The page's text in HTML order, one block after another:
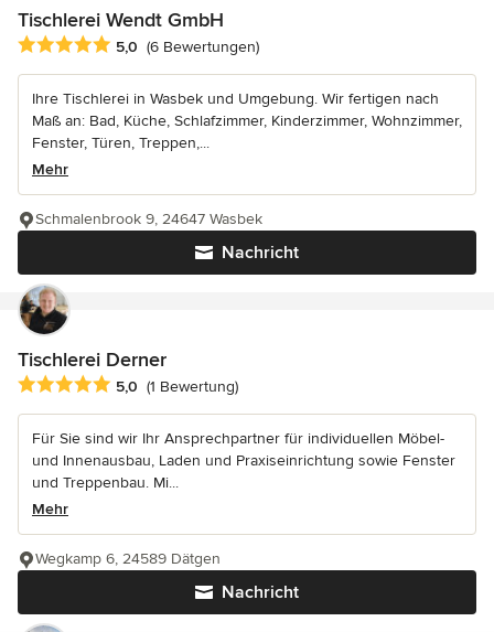
Tischlerei Wendt GmbH
Durchschnittliche Bewertung: 5 von 5 Sternen
5,0 (6 Bewertungen)
Ihre Tischlerei in Wasbek und Umgebung. Wir fertigen nach
Maß an: Bad, Küche, Schlafzimmer, Kinderzimmer, Wohnzimmer,
Fenster, Türen, Treppen,...
Mehr
Nachricht
Schmalenbrook 9, 24647 Wasbek
Tischlerei Derner
Durchschnittliche Bewertung: 5 von 5 Sternen
5,0 (1 Bewertung)
Für Sie sind wir Ihr Ansprechpartner für individuellen Möbel-
und Innenausbau, Laden und Praxiseinrichtung sowie Fenster
und Treppenbau. Mi...
Mehr
Nachricht
Wegkamp 6, 24589 Dätgen